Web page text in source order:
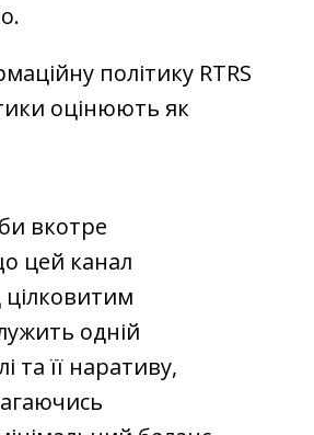
політику RTRS
оцінюють як
вкотре
цей канал
цілковитим
одній
та її наративу,